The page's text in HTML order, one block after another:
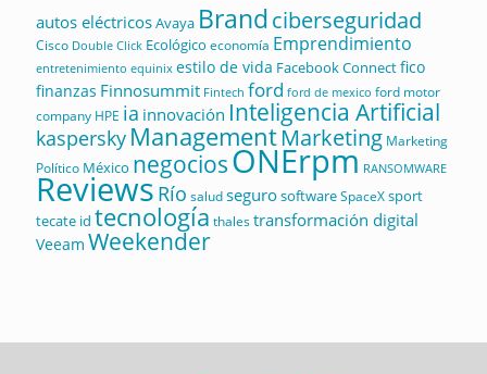
autos eléctricosAvaya Brandciberseguridad
Cisco Double Click Ecológico economía Emprendimiento
entretenimiento equinix estilo de vida Facebook Connectfico
finanzas Finnosummit Fintech ford ford de mexico ford motor
company HPE ia innovación Inteligencia Artificial
kaspersky ManagementMarketing Marketing
Político México negociosONErpm RANSOMWARE
Reviews Río saludsegurosoftwareSpaceXsport
tecate id tecnología thalestransformación digital
Veeam Weekender